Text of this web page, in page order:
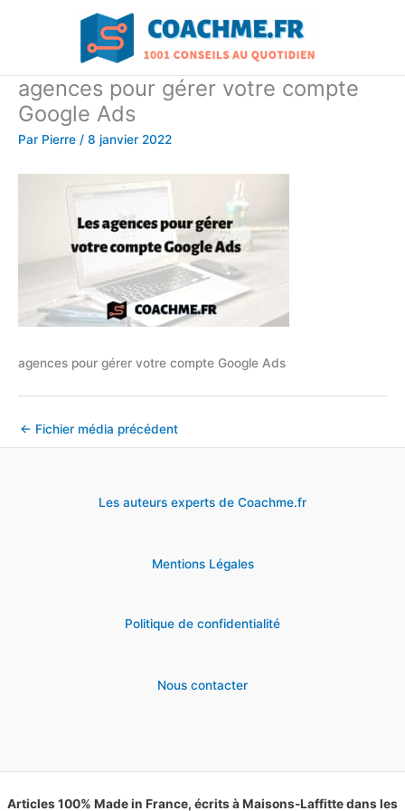
agences pour gérer votre compte
Google Ads
Par Pierre / 8 janvier 2022
agences pour gérer votre compte Google Ads
← Fichier média précédent
Les auteurs experts de Coachme.fr
Mentions Légales
Politique de confidentialité
Nous contacter
Articles 100% Made in France, écrits à Maisons-Laffitte dans les